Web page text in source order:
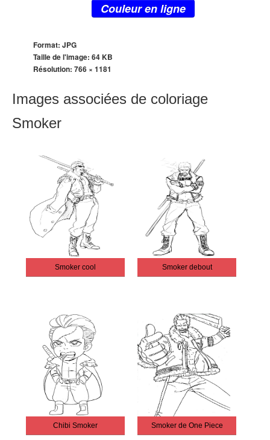
Couleur en ligne
Format: JPG
Taille de l'image: 64 KB
Résolution: 766 × 1181
Images associées de coloriage
Smoker
Smoker cool Smoker debout
Chibi Smoker Smoker de One Piece